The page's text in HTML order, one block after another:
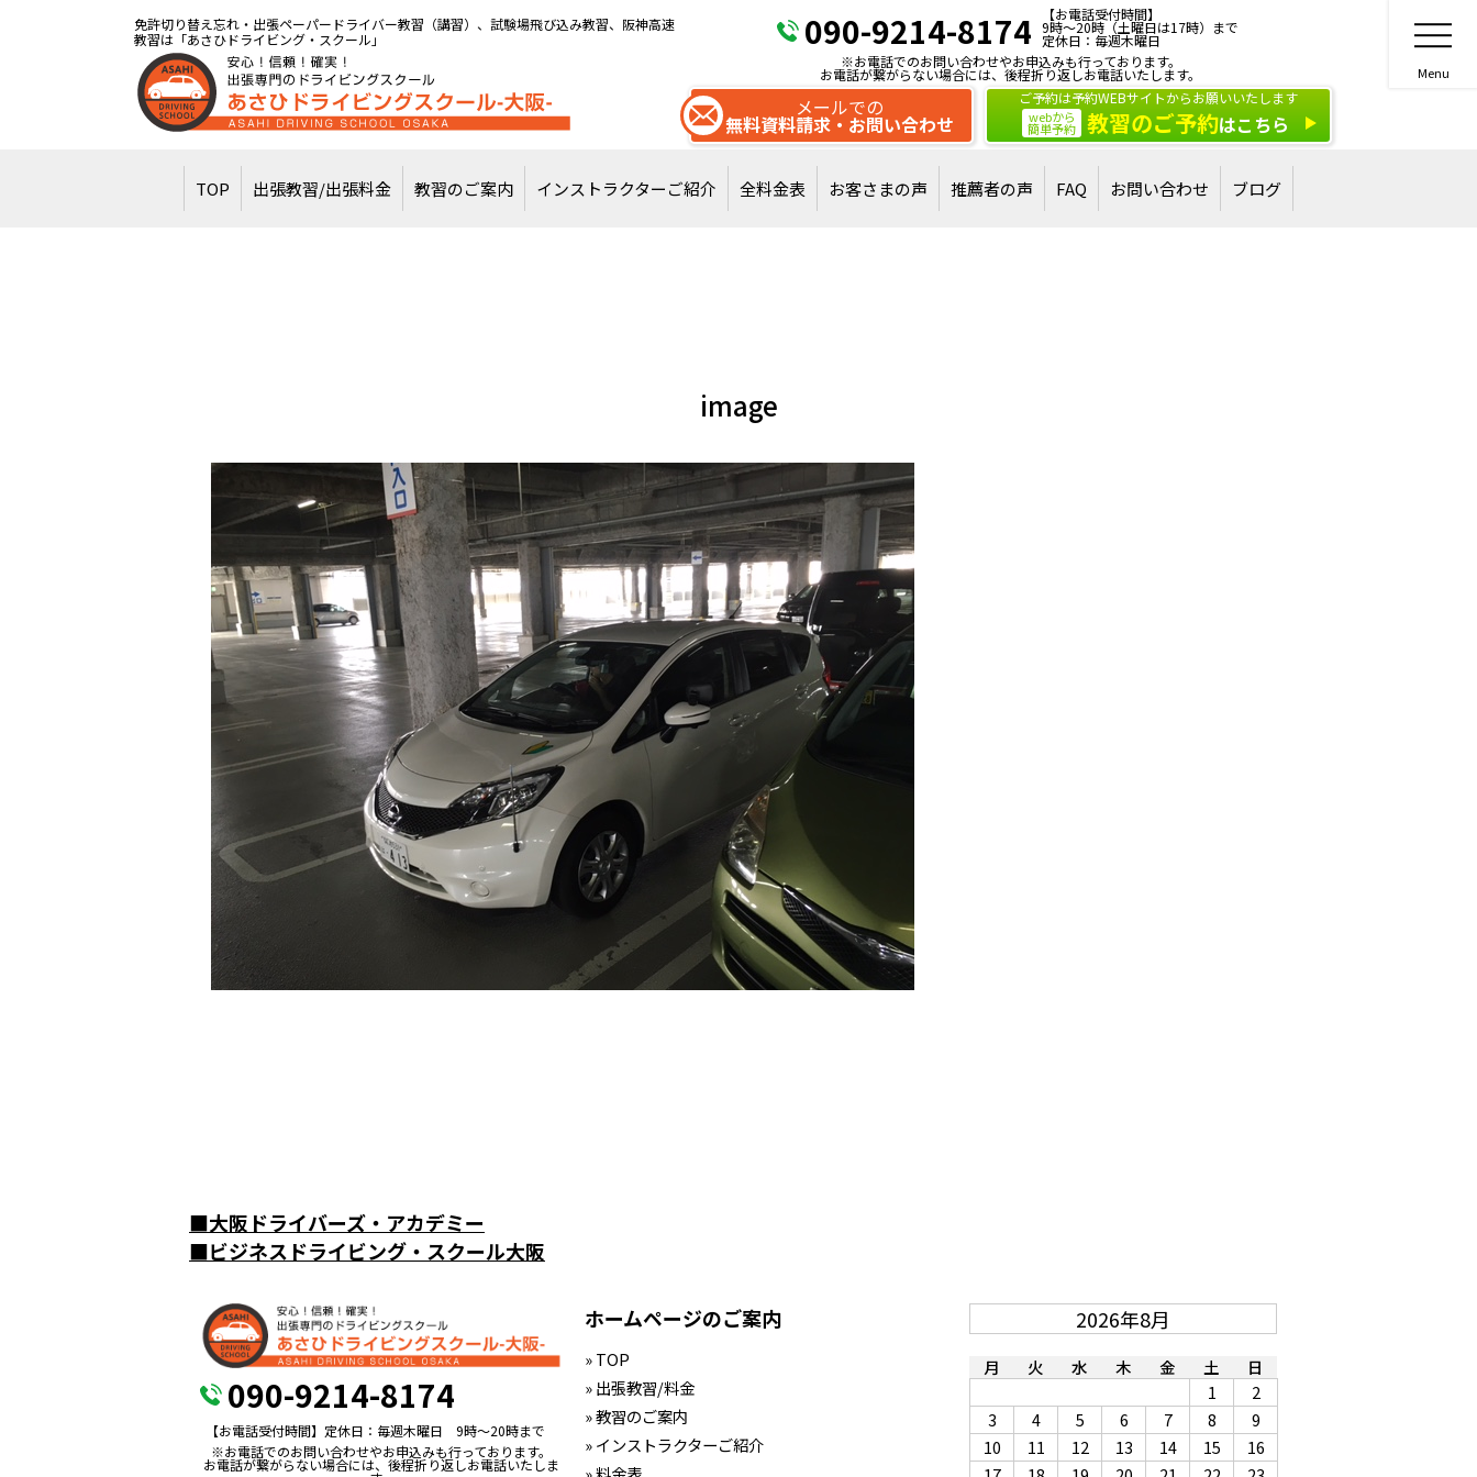
免許切り替え忘れ・出張ペーパードライバー教習（講習）、試験場飛び込み教習、阪神高速
教習は「あさひドライビング・スクール」
090-9214-8174 【お電話受付時間】
9時～20時（土曜日は17時）まで
定休日：毎週木曜日
※お電話でのお問い合わせやお申込みも行っております。
お電話が繋がらない場合には、後程折り返しお電話いたします。
メールでの
無料資料請求・お問い合わせ
ご予約は予約WEBサイトからお願いいたします
webから
簡単予約 教習のご予約はこちら
TOP 出張教習/出張料金 教習のご案内 インストラクターご紹介 全料金表 お客さまの声 推薦者の声 FAQ お問い合わせ ブログ
image
■大阪ドライバーズ・アカデミー
■ビジネスドライビング・スクール大阪
090-9214-8174
【お電話受付時間】定休日：毎週木曜日 9時〜20時まで
※お電話でのお問い合わせやお申込みも行っております。
お電話が繋がらない場合には、後程折り返しお電話いたしま
ホームページのご案内
» TOP
» 出張教習/料金
» 教習のご案内
» インストラクターご紹介
2026年8月
月 火 水 木 金 土
日
1
2
3
4 5 6 7 8
9
10
11 12 13 14 15
16